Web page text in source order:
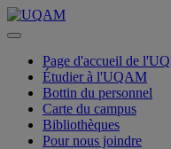
Page d'accueil de
Étudier à l'UQAM
Bottin du personnel
Carte du campus
Bibliothèques
Pour nous joindre